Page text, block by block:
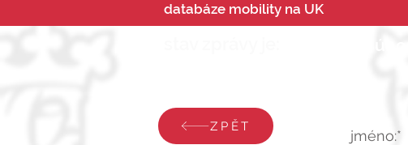
databáze mobility na UK
ZPĚT
jméno:*